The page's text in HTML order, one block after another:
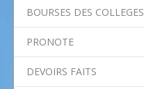
BOURSES DES COLLEGES
PRONOTE
DEVOIRS FAITS